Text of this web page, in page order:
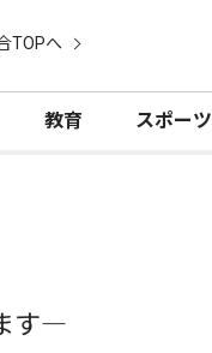
TOPへ
教育 スポーツ
す―